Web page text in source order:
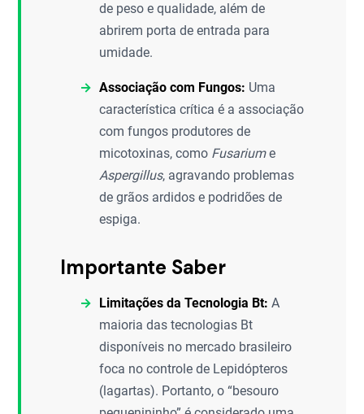
de peso e qualidade, além de
abrirem porta de entrada para
umidade.
Associação com Fungos: Uma
característica crítica é a associação
com fungos produtores de
micotoxinas, como Fusariume
Aspergillus, agravando problemas
de grãos ardidos e podridões de
espiga.
Importante Saber
Limitações da Tecnologia Bt: A
maioria das tecnologias Bt
disponíveis no mercado brasileiro
foca no controle de Lepidópteros
(lagartas). Portanto, o “besouro